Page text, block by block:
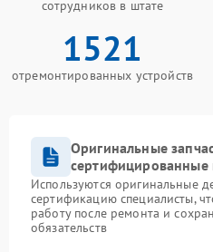
сотрудников в штате
1521
отремонтированных устройств
Оригинальные
сертифицированные
Используются оригинальные
сертификацию специалисты,
работу после ремонта и
обязательств